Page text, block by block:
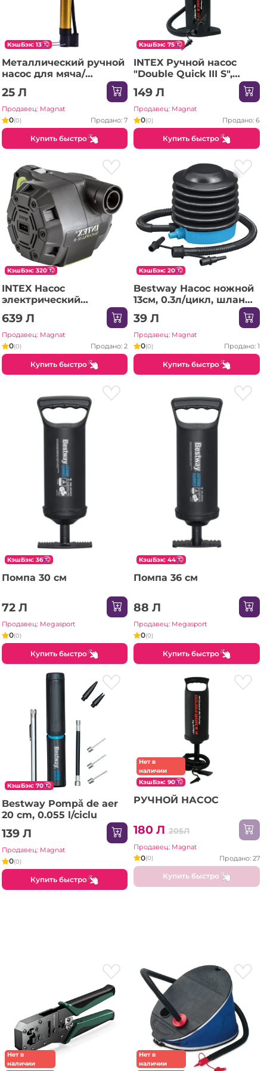
КэшБэк: 13
Металлический ручной
насос для мяча/
велосипеда
25 Л
Продавец: Magnat
0(0) Продано: 7
Купить быстро
КэшБэк: 75
INTEX Ручной насос
"Double Quick III S",
шланг с 3 насадками,
37 см
149 Л
Продавец: Magnat
0(0) Продано: 6
Купить быстро
КэшБэк: 320
INTEX Насос
электрический
аккумуляторный 220-
240V QUICK-FILL
639 Л
Продавец: Magnat
0(0) Продано: 2
Купить быстро
КэшБэк: 20
Bestway Насос ножной
13см, 0.3л/цикл, шланг
с 3-мя насадками
39 Л
Продавец: Magnat
0(0) Продано: 1
Купить быстро
КэшБэк: 36
Помпа 30 см
72 Л
Продавец: Megasport
0(0)
Купить быстро
КэшБэк: 44
Помпа 36 см
88 Л
Продавец: Megasport
0(0)
Купить быстро
КэшБэк: 70
Bestway Pompă de aer
20 cm, 0.055 l/ciclu
139 Л
Продавец: Magnat
0(0)
Купить быстро
Нет в
наличии
КэшБэк: 90
РУЧНОЙ НАСОС
180 Л 205Л
Продавец: Magnat
0(0) Продано: 27
Купить быстро
Нет в
наличии
Нет в
наличии